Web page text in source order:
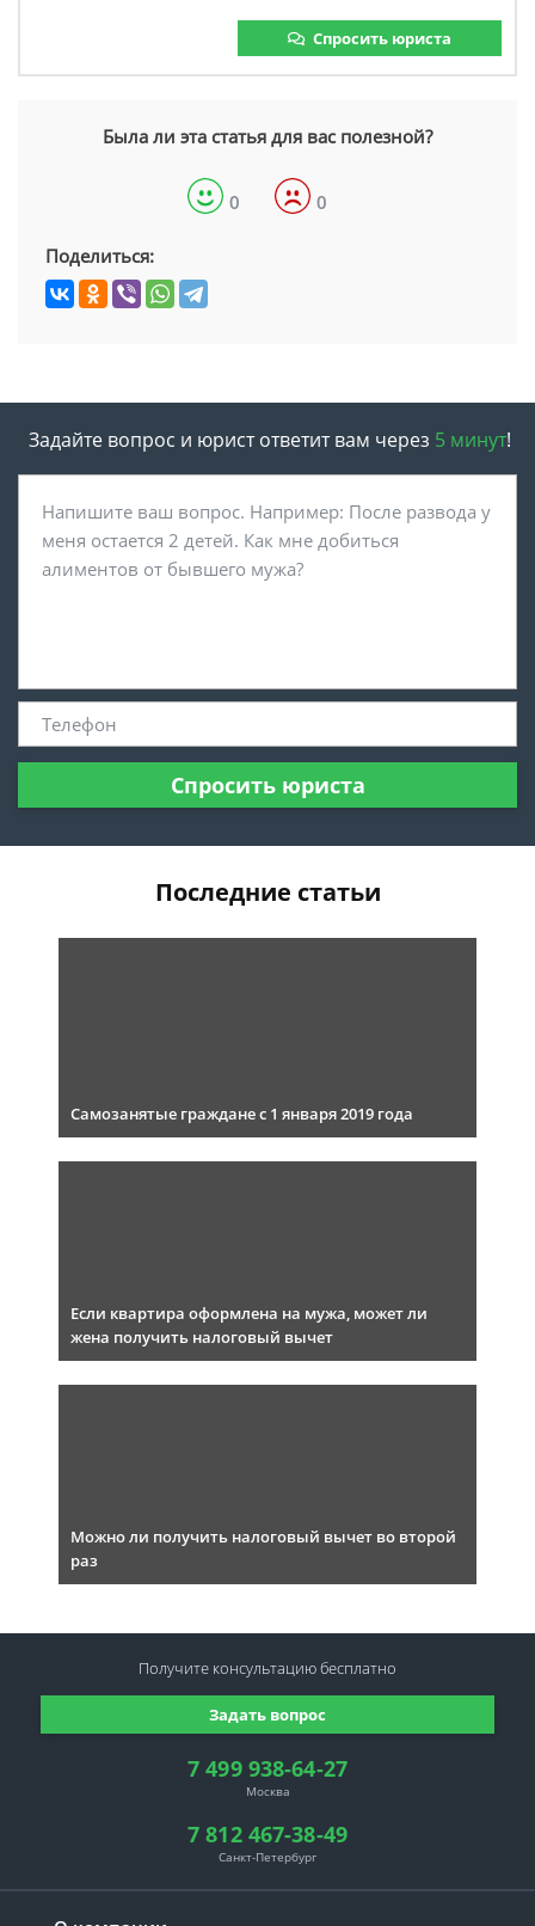
Спросить юриста
Была ли эта статья для вас полезной?
0 0
Поделиться:
Задайте вопрос и юрист ответит вам через 5 минут!
Спросить юриста
Последние статьи
Самозанятые граждане с 1 января 2019 года
Если квартира оформлена на мужа, может ли
жена получить налоговый вычет
Можно ли получить налоговый вычет во второй
раз
7 499 938-64-27
Москва
7 812 467-38-49
Санкт-Петербург
Задать вопрос
Получите консультациюбесплатно